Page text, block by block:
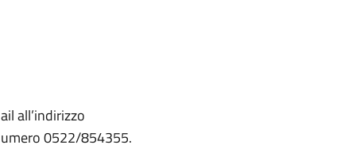
all’indirizzo
0522/854355.